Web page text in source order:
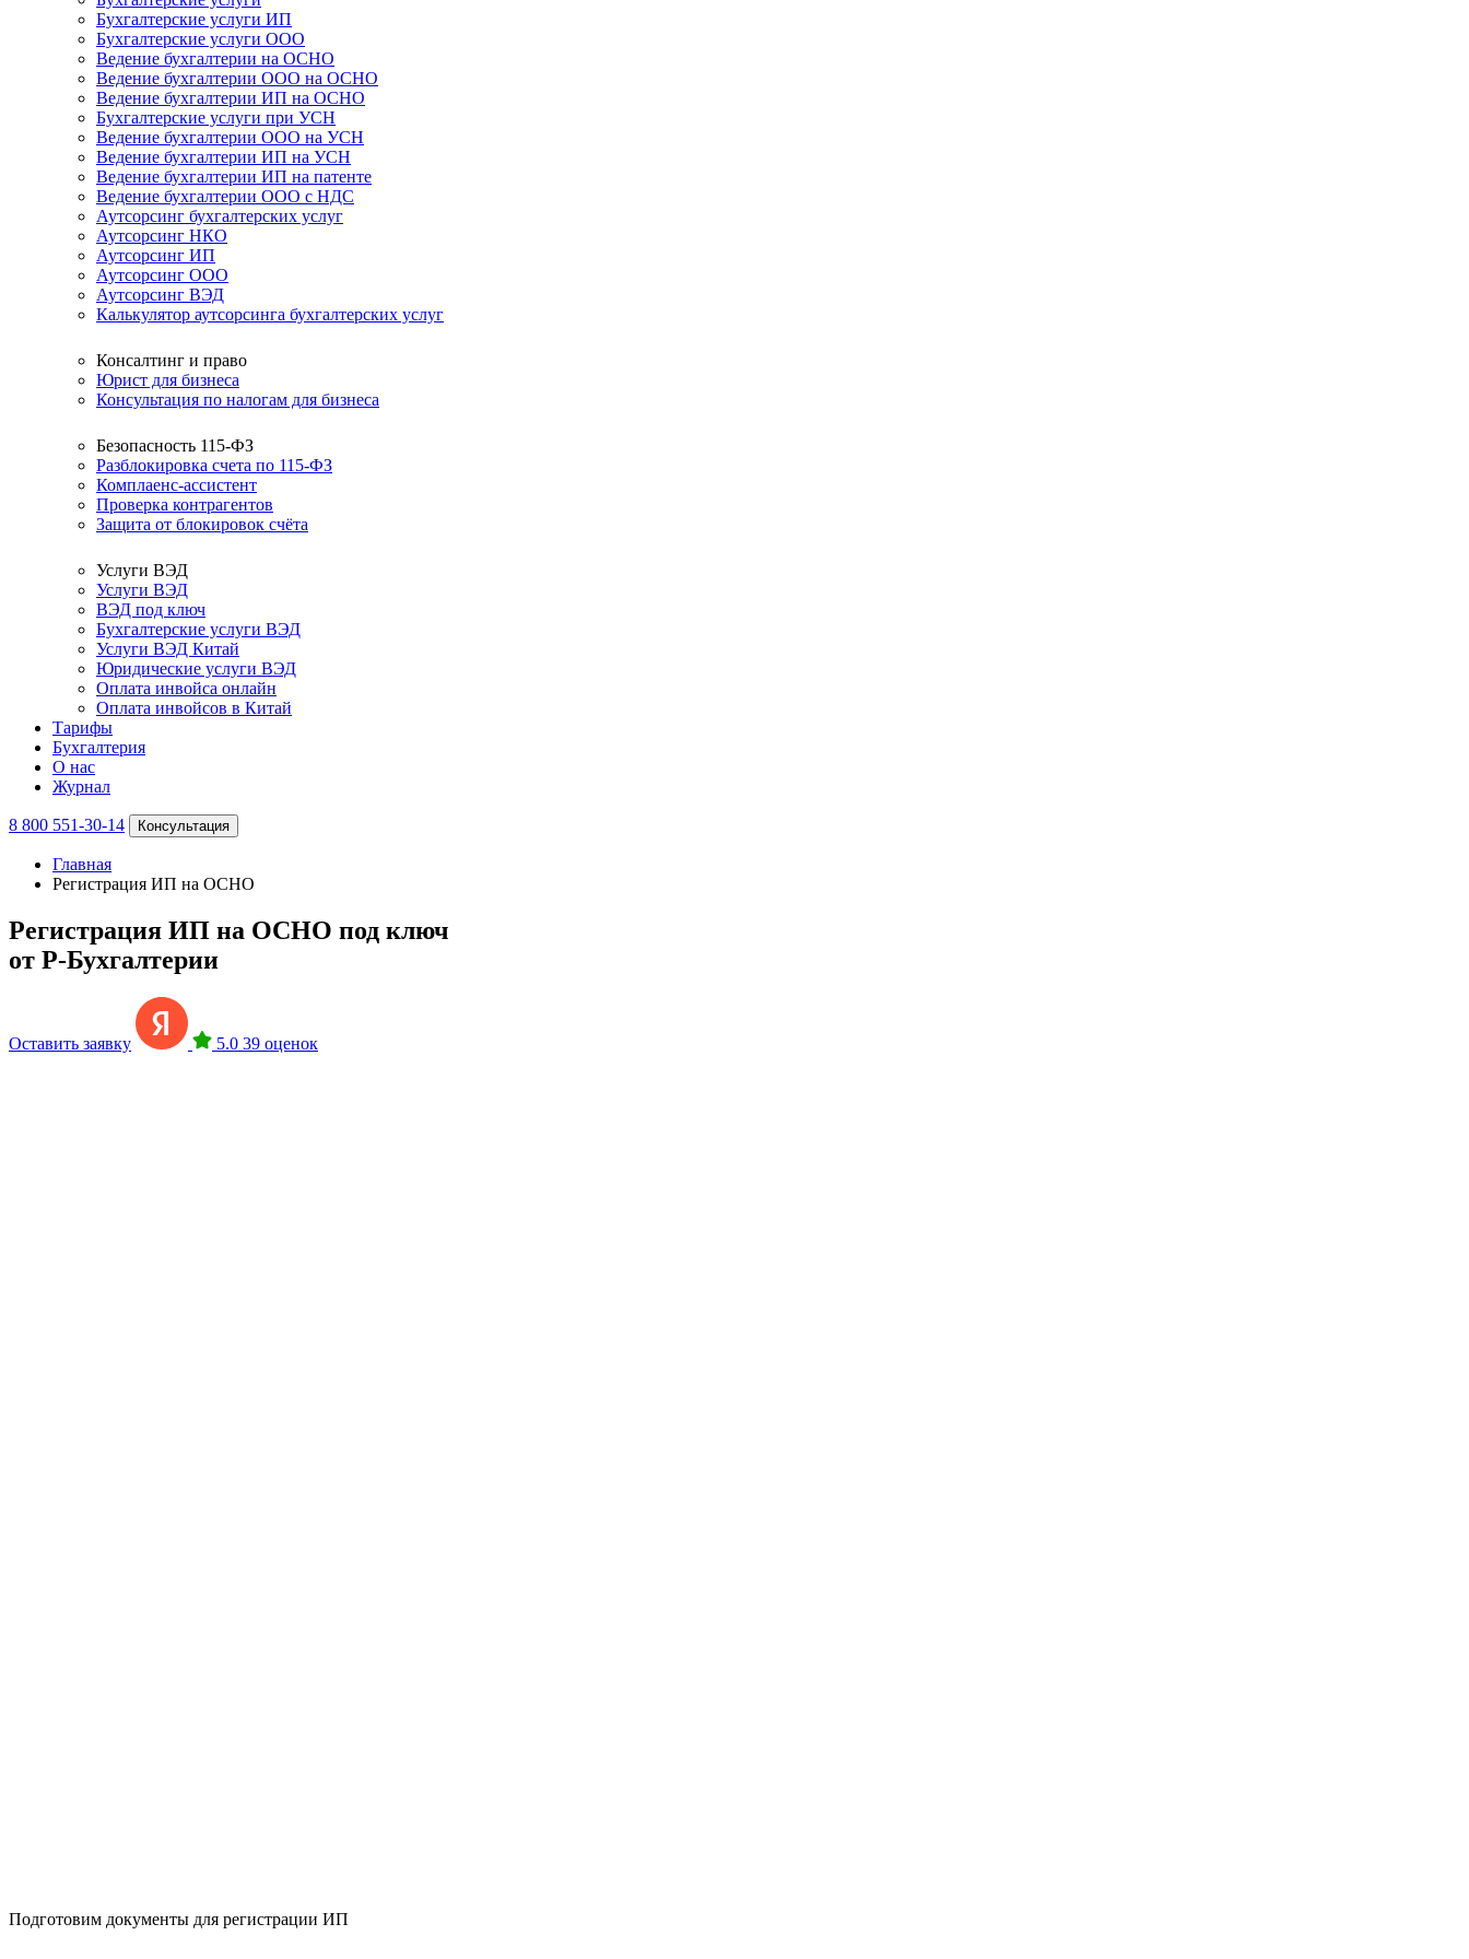
Бухгалтерские услуги ИП
Бухгалтерские услуги ООО
Ведение бухгалтерии на ОСНО
Ведение бухгалтерии ООО на ОСНО
Ведение бухгалтерии ИП на ОСНО
Бухгалтерские услуги при УСН
Ведение бухгалтерии ООО на УСН
Ведение бухгалтерии ИП на УСН
Ведение бухгалтерии ИП на патенте
Ведение бухгалтерии ООО с НДС
Аутсорсинг бухгалтерских услуг
Аутсорсинг НКО
Аутсорсинг ИП
Аутсорсинг ООО
Аутсорсинг ВЭД
Калькулятор аутсорсинга бухгалтерских услуг
Консалтинг и право
Юрист для бизнеса
Консультация по налогам для бизнеса
Безопасность 115-ФЗ
Разблокировка счета по 115-ФЗ
Комплаенс-ассистент
Проверка контрагентов
Защита от блокировок счёта
Услуги ВЭД
Услуги ВЭД
ВЭД под ключ
Бухгалтерские услуги ВЭД
Услуги ВЭД Китай
Юридические услуги ВЭД
Оплата инвойса онлайн
Оплата инвойсов в Китай
Тарифы
Бухгалтерия
О нас
Журнал
8 800 551-30-14 Консультация
Главная
Регистрация ИП на ОСНО
Регистрация ИП на ОСНО под ключ
от Р-Бухгалтерии
Оставить заявку 5.0 39 оценок
Подготовим документы для регистрации ИП